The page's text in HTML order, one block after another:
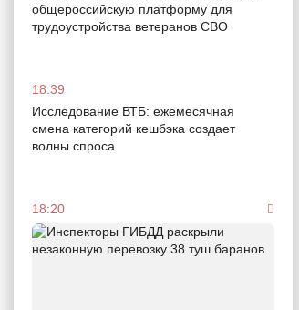
общероссийскую платформу для
трудоустройства ветеранов СВО
18:39
Исследование ВТБ: ежемесячная
смена категорий кешбэка создает
волны спроса
18:20